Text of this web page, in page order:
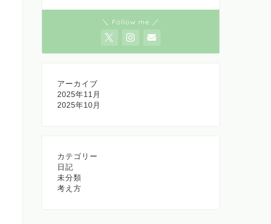
＼ Follow me ／
アーカイブ
2025年11月
2025年10月
カテゴリー
日記
未分類
考え方